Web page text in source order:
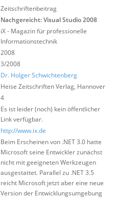
Zeitschriftenbeitrag
Nachgereicht: Visual Studio 2008
iX - Magazin für professionelle
Informationstechnik
2008
3/2008
Dr. Holger Schwichtenberg
Heise Zeitschriften Verlag, Hannover
4
Es ist leider (noch) kein öffentlicher
Link verfügbar.
http://www.ix.de
Beim Erscheinen von .NET 3.0 hatte
Microsoft seine Entwickler zunächst
nicht mit geeigneten Werkzeugen
ausgestattet. Parallel zu .NET 3.5
reicht Microsoft jetzt aber eine neue
Version der Entwicklungsumgebung